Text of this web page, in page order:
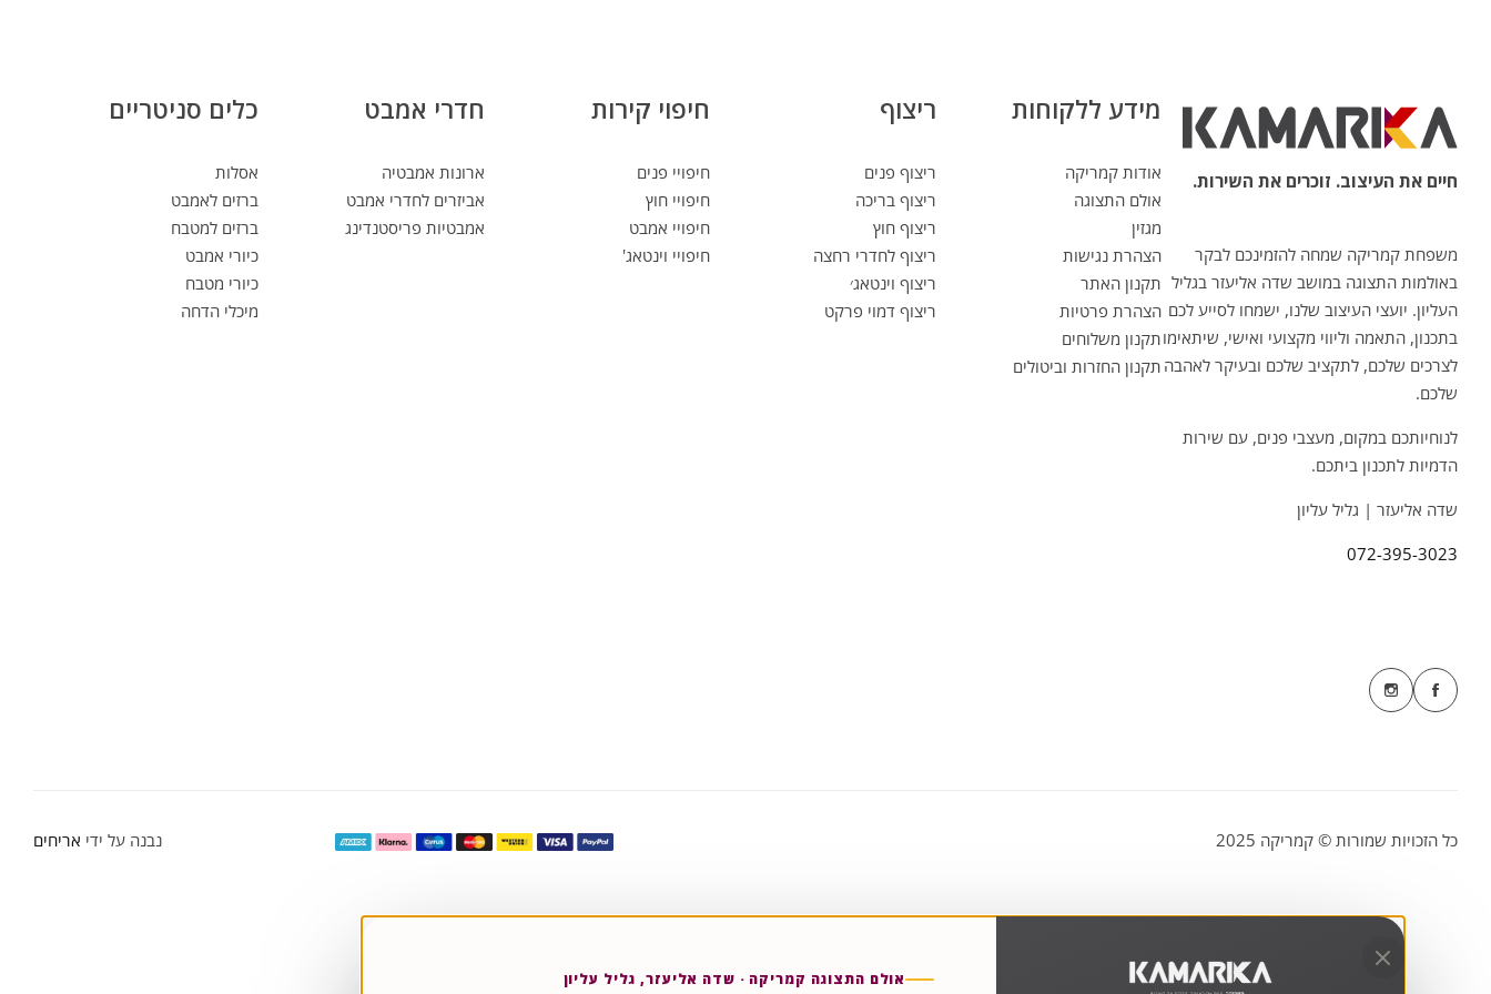
חיים את העיצוב. זוכרים את השירות.
משפחת קמריקה שמחה להזמינכם לבקר
באולמות התצוגה במושב שדה אליעזר בגליל
העליון. יועצי העיצוב שלנו, ישמחו לסייע לכם
בתכנון, התאמה וליווי מקצועי ואישי, שיתאימו
לצרכים שלכם, לתקציב שלכם ובעיקר לאהבה
שלכם.
לנוחיותכם במקום, מעצבי פנים, עם שירות
הדמיות לתכנון ביתכם.
שדה אליעזר | גליל עליון
072-395-3023
מידע ללקוחות
אודות קמריקה
אולם התצוגה
מגזין
הצהרת נגישות
תקנון האתר
הצהרת פרטיות
תקנון משלוחים
תקנון החזרות וביטולים
ריצוף
ריצוף פנים
ריצוף בריכה
ריצוף חוץ
ריצוף לחדרי רחצה
ריצוף וינטאג׳
ריצוף דמוי פרקט
חיפוי קירות
חיפויי פנים
חיפויי חוץ
חיפויי אמבט
חיפויי וינטאג'
חדרי אמבט
ארונות אמבטיה
אביזרים לחדרי אמבט
אמבטיות פריסטנדינג
כלים סניטריים
אסלות
ברזים לאמבט
ברזים למטבח
כיורי אמבט
כיורי מטבח
מיכלי הדחה
כל הזכויות שמורות © קמריקה 2025 נבנה על ידי אריחים
אולם התצוגה קמריקה · שדה אליעזר, גליל עליון